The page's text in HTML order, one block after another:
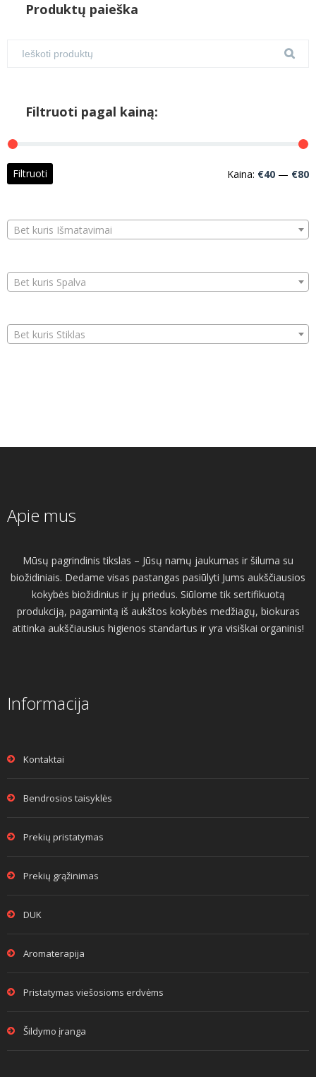
Produktų paieška
Filtruoti pagal kainą:
Filtruoti Kaina: €40 — €80
Bet kuris Išmatavimai
Bet kuris Spalva
Bet kuris Stiklas
Apie mus
Mūsų pagrindinis tikslas – Jūsų namų jaukumas ir šiluma su
biožidiniais. Dedame visas pastangas pasiūlyti Jums aukščiausios
kokybės biožidinius ir jų priedus. Siūlome tik sertifikuotą
produkciją, pagamintą iš aukštos kokybės medžiagų, biokuras
atitinka aukščiausius higienos standartus ir yra visiškai organinis!
Informacija
Kontaktai
Bendrosios taisyklės
Prekių pristatymas
Prekių grąžinimas
DUK
Aromaterapija
Pristatymas viešosioms erdvėms
Šildymo įranga